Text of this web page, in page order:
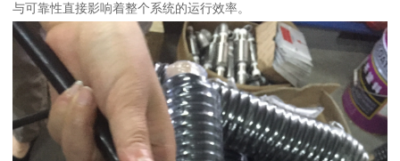
与可靠性直接影响着整个系统的运行效率。